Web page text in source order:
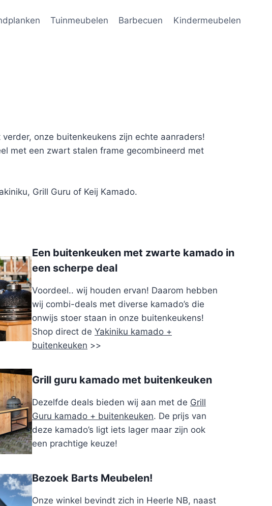
Tuinmeubelen Barbecuen Kindermeubelen
onze buitenkeukens zijn echte aanraders!
met een zwart stalen frame gecombineerd met
Grill Guru of Keij Kamado.
Een buitenkeuken met zwarte kamado in
een scherpe deal
Voordeel.. wij houden ervan! Daarom hebben
wij combi-deals met diverse kamado’s die
onwijs stoer staan in onze buitenkeukens!
Shop direct de Yakiniku kamado +
buitenkeuken >>
Grill guru kamado met buitenkeuken
Dezelfde deals bieden wij aan met de Grill
Guru kamado + buitenkeuken. De prijs van
deze kamado’s ligt iets lager maar zijn ook
een prachtige keuze!
Bezoek Barts Meubelen!
Onze winkel bevindt zich in Heerle NB, naast